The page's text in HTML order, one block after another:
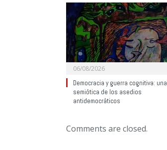
06/08/2026
Democracia y guerra cognitiva: una
semiótica de los asedios
antidemocráticos
Comments are closed.